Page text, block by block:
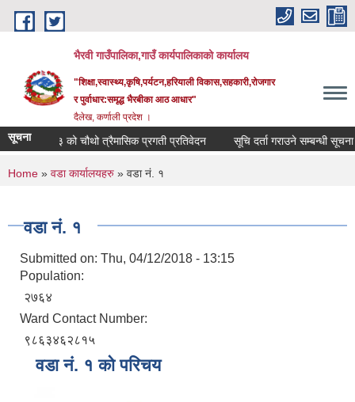
Skip to main content
भैरवी गाउँपालिका,गाउँ कार्यपालिकाको कार्यालय
"शिक्षा,स्वास्थ्य,कृषि,पर्यटन,हरियाली विकास,सहकारी,रोजगार
र पुर्वाधार:समृद्ध भैरबीका आठ आधार"
दैलेख, कर्णाली प्रदेश ।
सूचना
०८३ को चौथो त्रैमासिक प्रगती प्रतिवेदन सूचि दर्ता गराउने सम्बन्धी सूचना ।
You are here
Home » वडा कार्यालयहरु » वडा नं. १
वडा नं. १
Submitted on: Thu, 04/12/2018 - 13:15
Population:
२७६४
Ward Contact Number:
९८६३४६२८१५
वडा नं. १ को परिचय